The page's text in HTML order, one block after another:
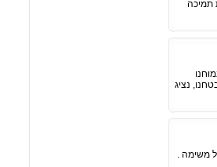
תמיכה
נציג
משימה .